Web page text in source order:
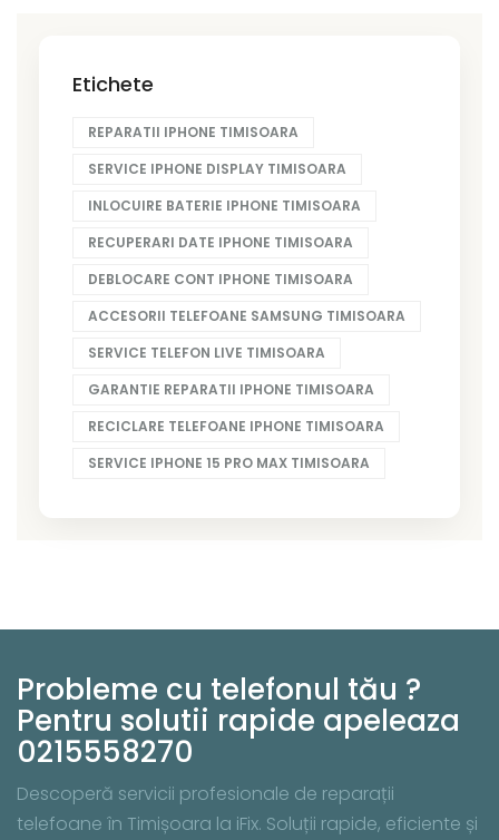
Etichete
REPARATII IPHONE TIMISOARA
SERVICE IPHONE DISPLAY TIMISOARA
INLOCUIRE BATERIE IPHONE TIMISOARA
RECUPERARI DATE IPHONE TIMISOARA
DEBLOCARE CONT IPHONE TIMISOARA
ACCESORII TELEFOANE SAMSUNG TIMISOARA
SERVICE TELEFON LIVE TIMISOARA
GARANTIE REPARATII IPHONE TIMISOARA
RECICLARE TELEFOANE IPHONE TIMISOARA
SERVICE IPHONE 15 PRO MAX TIMISOARA
Probleme cu telefonul tău ?
Pentru solutii rapide apeleaza
0215558270
Descoperă servicii profesionale de reparații
telefoane în Timișoara la iFix. Soluții rapide, eficiente și